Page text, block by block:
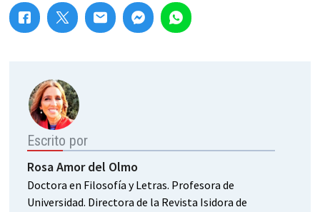
Escrito por
Rosa Amor del Olmo
Doctora en Filosofía y Letras. Profesora de
Universidad. Directora de la Revista Isidora de